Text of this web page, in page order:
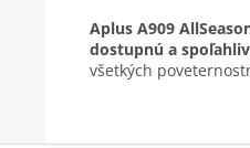
Aplus A909
dostupnú a
všetkých